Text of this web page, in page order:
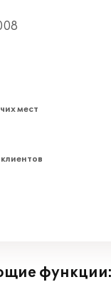
мест
функции: